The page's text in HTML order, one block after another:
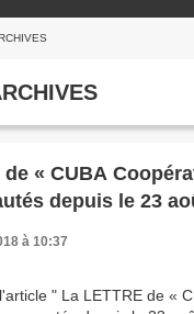
de « CUBA
depuis le 23
à 10:37